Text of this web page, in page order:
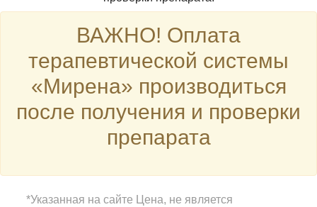
ВАЖНО! Оплата
терапевтической системы
«Мирена» производиться
после получения и проверки
препарата
*Указанная на сайте Цена, не является